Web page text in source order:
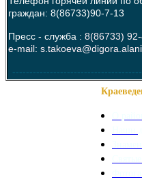
граждан: 8(86733)90-7-13
Пресс - служба : 8(86733)
e-mail: